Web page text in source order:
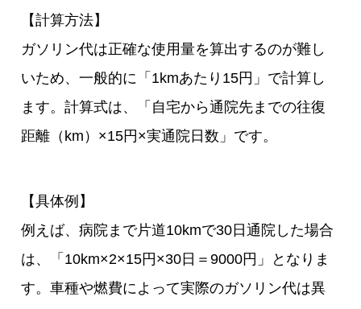
【計算方法】
ガソリン代は正確な使用量を算出するのが難し
いため、一般的に「1kmあたり15円」で計算し
ます。計算式は、「自宅から通院先までの往復
距離（km）×15円×実通院日数」です。
【具体例】
例えば、病院まで片道10kmで30日通院した場合
は、「10km×2×15円×30日＝9000円」となりま
す。車種や燃費によって実際のガソリン代は異